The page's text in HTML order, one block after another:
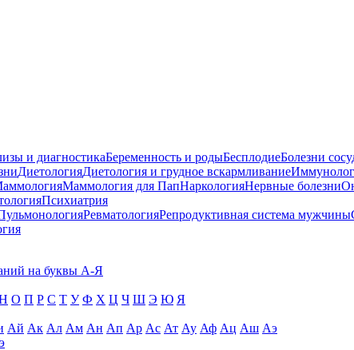
и диагностикаБеременность и родыБесплодиеБолезни
ДиетологияДиетология и грудное вскармливание
Маммология для ПапНаркологияНервные болезни
Психиатрия
РевматологияРепродуктивная система мужчины
на буквы А-Я
О П Р С Т У Ф Х Ц Ч Ш Э Ю Я
Ай Ак Ал Ам Ан Ап Ар Ас Ат Ау Аф Ац Аш Аэ